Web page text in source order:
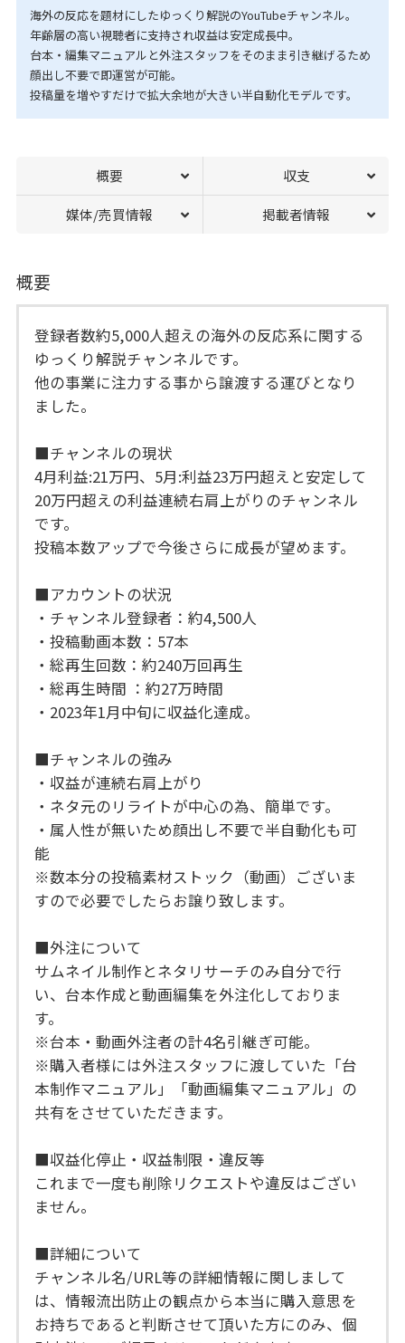
海外の反応を題材にしたゆっくり解説のYouTubeチャンネル。
年齢層の高い視聴者に支持され収益は安定成長中。
台本・編集マニュアルと外注スタッフをそのまま引き継げるため
顔出し不要で即運営が可能。
投稿量を増やすだけで拡大余地が大きい半自動化モデルです。
概要 収支
媒体/売買情報 掲載者情報
概要
登録者数約5,000人超えの海外の反応系に関する
ゆっくり解説チャンネルです。
他の事業に注力する事から譲渡する運びとなり
ました。
■チャンネルの現状
4月利益:21万円、5月:利益23万円超えと安定して
20万円超えの利益連続右肩上がりのチャンネル
です。
投稿本数アップで今後さらに成長が望めます。
■アカウントの状況
・チャンネル登録者：約4,500人
・投稿動画本数：57本
・総再生回数：約240万回再生
・総再生時間 ：約27万時間
・2023年1月中旬に収益化達成。
■チャンネルの強み
・収益が連続右肩上がり
・ネタ元のリライトが中心の為、簡単です。
・属人性が無いため顔出し不要で半自動化も可
能
※数本分の投稿素材ストック（動画）ございま
すので必要でしたらお譲り致します。
■外注について
サムネイル制作とネタリサーチのみ自分で行
い、台本作成と動画編集を外注化しておりま
す。
※台本・動画外注者の計4名引継ぎ可能。
※購入者様には外注スタッフに渡していた「台
本制作マニュアル」「動画編集マニュアル」の
共有をさせていただきます。
■収益化停止・収益制限・違反等
これまで一度も削除リクエストや違反はござい
ません。
■詳細について
チャンネル名/URL等の詳細情報に関しまして
は、情報流出防止の観点から本当に購入意思を
お持ちであると判断させて頂いた方にのみ、個